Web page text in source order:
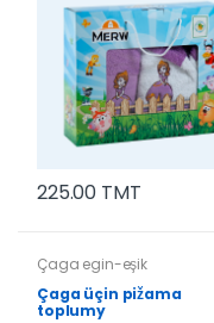
225.00 TMT
Çaga egin-eşik
Çaga üçin pižama
toplumy